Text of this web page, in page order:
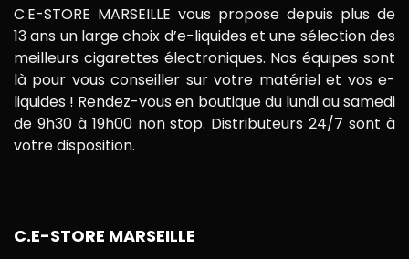
C.E-STORE MARSEILLE vous propose depuis plus de
13 ans un large choix d’e-liquides et une sélection des
meilleurs cigarettes électroniques. Nos équipes sont
là pour vous conseiller sur votre matériel et vos e-
liquides ! Rendez-vous en boutique du lundi au samedi
de 9h30 à 19h00 non stop. Distributeurs 24/7 sont à
votre disposition.
C.E-STORE MARSEILLE